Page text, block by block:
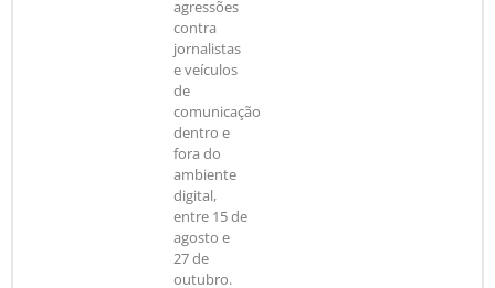
agressões
contra
jornalistas
e veículos
de
comunicação
dentro e
fora do
ambiente
digital,
entre 15 de
agosto e
27 de
outubro.